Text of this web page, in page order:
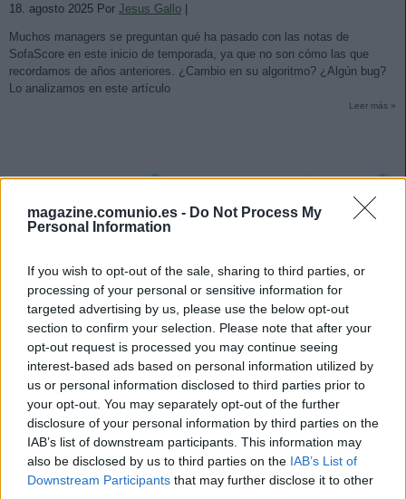
magazine.comunio.es - Do Not Process My
Personal Information
If you wish to opt-out of the sale, sharing to third parties, or
processing of your personal or sensitive information for
targeted advertising by us, please use the below opt-out
section to confirm your selection. Please note that after your
opt-out request is processed you may continue seeing
interest-based ads based on personal information utilized by
us or personal information disclosed to third parties prior to
your opt-out. You may separately opt-out of the further
disclosure of your personal information by third parties on the
IAB’s list of downstream participants. This information may
also be disclosed by us to third parties on the IAB’s List of
Downstream Participants that may further disclose it to other
18. agosto 2025 Por Jesus Gallo |
Muchos managers se preguntan qué ha pasado con las notas de
SofaScore en este inicio de temporada, ya que no son cómo las que
recordamos de años anteriores. ¿Cambio en su algoritmo? ¿Algún bug?
Lo analizamos en este artículo
Leer más »
SofaScore-Puntuaciones: preguntas más frecuentes
15. agosto 2025 PorJesus Gallo|